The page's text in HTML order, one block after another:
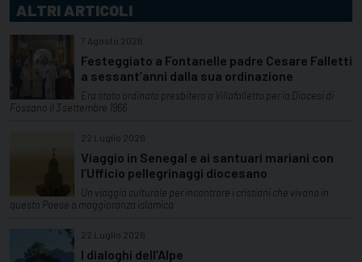
ALTRI ARTICOLI
7 Agosto 2026
Festeggiato a Fontanelle padre Cesare Falletti
a sessant’anni dalla sua ordinazione
Era stato ordinato presbitero a Villafalletto per la Diocesi di
Fossano il 3 settembre 1966
22 Luglio 2026
Viaggio in Senegal e ai santuari mariani con
l’Ufficio pellegrinaggi diocesano
Un viaggio culturale per incontrare i cristiani che vivono in
questo Paese a maggioranza islamica
22 Luglio 2026
I dialoghi dell’Alpe